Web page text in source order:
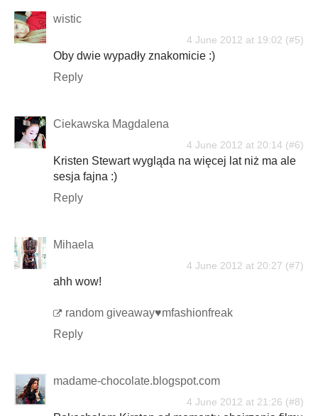
wistic
4 June 2012 at 19:02
Oby dwie wypadły znakomicie :)
Reply
Ciekawska Magdalena
4 June 2012 at 20:14
Kristen Stewart wygląda na więcej lat niż ma ale
sesja fajna :)
Reply
Mihaela
4 June 2012 at 20:27
ahh wow!
random giveaway♥mfashionfreak
Reply
madame-chocolate.blogspot.com
4 June 2012 at 21:26